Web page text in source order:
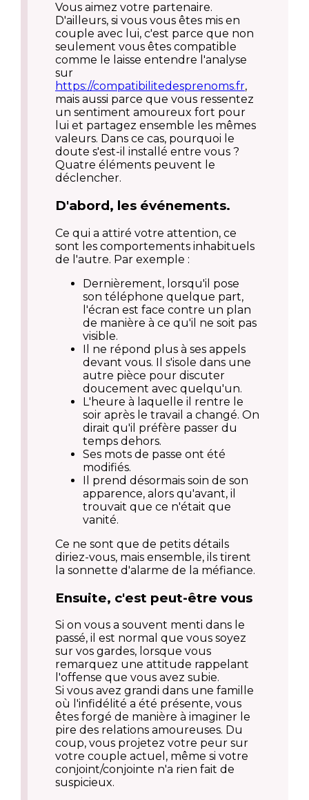
Vous aimez votre partenaire.
D'ailleurs, si vous vous êtes mis en
couple avec lui, c'est parce que non
seulement vous êtes compatible
comme le laisse entendre l'analyse
sur
https://compatibilitedesprenoms.fr,
mais aussi parce que vous ressentez
un sentiment amoureux fort pour
lui et partagez ensemble les mêmes
valeurs. Dans ce cas, pourquoi le
doute s'est-il installé entre vous ?
Quatre éléments peuvent le
déclencher.
D'abord, les événements.
Ce qui a attiré votre attention, ce
sont les comportements inhabituels
de l'autre. Par exemple :
Dernièrement, lorsqu'il pose
son téléphone quelque part,
l'écran est face contre un plan
de manière à ce qu'il ne soit pas
visible.
Il ne répond plus à ses appels
devant vous. Il s'isole dans une
autre pièce pour discuter
doucement avec quelqu'un.
L'heure à laquelle il rentre le
soir après le travail a changé. On
dirait qu'il préfère passer du
temps dehors.
Ses mots de passe ont été
modifiés.
Il prend désormais soin de son
apparence, alors qu'avant, il
trouvait que ce n'était que
vanité.
Ce ne sont que de petits détails
diriez-vous, mais ensemble, ils tirent
la sonnette d'alarme de la méfiance.
Ensuite, c'est peut-être vous
Si on vous a souvent menti dans le
passé, il est normal que vous soyez
sur vos gardes, lorsque vous
remarquez une attitude rappelant
l'offense que vous avez subie.
Si vous avez grandi dans une famille
où l'infidélité a été présente, vous
êtes forgé de manière à imaginer le
pire des relations amoureuses. Du
coup, vous projetez votre peur sur
votre couple actuel, même si votre
conjoint/conjointe n'a rien fait de
suspicieux.